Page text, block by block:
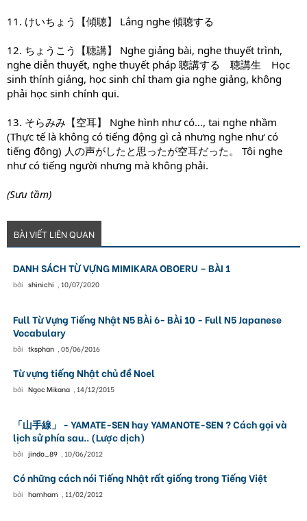
11. けいちょう【傾聴】 Lắng nghe 傾聴する
12. ちょうこう【聴講】 Nghe giảng bài, nghe thuyết trình,
nghe diễn thuyết, nghe thuyết pháp 聴講する 聴講生 Học
sinh thính giảng, học sinh chỉ tham gia nghe giảng, không
phải học sinh chính qui.
13. そらみみ【空耳】 Nghe hình như có…, tai nghe nhầm
(Thực tế là không có tiếng động gì cả nhưng nghe như có
tiếng động) 人の声がしたと思ったが空耳だった。 Tôi nghe
như có tiếng người nhưng mà không phải.
(Sưu tầm)
BÀI VIẾT LIÊN QUAN
DANH SÁCH TỪ VỰNG MIMIKARA OBOERU – BÀI 1
bởi shinichi , 10/07/2020
Full Từ Vựng Tiếng Nhật N5 BÀi 6- BÀi 10 - Full N5 Japanese
Vocabulary
bởi tksphan , 05/06/2016
Từ vựng tiếng Nhật chủ đề Noel
bởi Ngoc Mikana , 14/12/2015
「山手線」 - YAMATE-SEN hay YAMANOTE-SEN ? Cách gọi và
lịch sử phía sau.. (Lược dịch)
bởi jindo_89 , 10/06/2012
Có những cách nói Tiếng Nhật rất giống trong Tiếng Việt
bởi hamham , 11/02/2012